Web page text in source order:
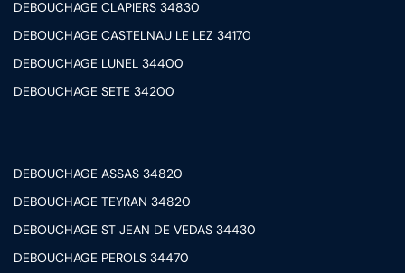
DEBOUCHAGE CLAPIERS 34830
DEBOUCHAGE CASTELNAU LE LEZ 34170
DEBOUCHAGE LUNEL 34400
DEBOUCHAGE SETE 34200
DEBOUCHAGE ASSAS 34820
DEBOUCHAGE TEYRAN 34820
DEBOUCHAGE ST JEAN DE VEDAS 34430
DEBOUCHAGE PEROLS 34470